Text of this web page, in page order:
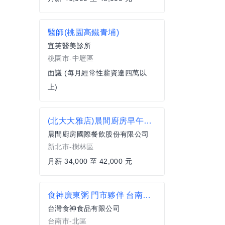
醫師(桃園高鐵青埔)
宜芙醫美診所
桃園市-中壢區
面議 (每月經常性薪資達四萬以
上)
(北大大雅店)晨間廚房早午餐正職人員/儲備店長
晨間廚房國際餐飲股份有限公司
新北市-樹林區
月薪 34,000 至 42,000 元
食神廣東粥 門市夥伴 台南勝利店【週休六日】
台灣食神食品有限公司
台南市-北區